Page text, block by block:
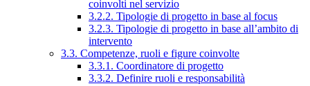
coinvolti nel servizio
3.2.2. Tipologie di progetto in base al focus
3.2.3. Tipologie di progetto in base all’ambito di
intervento
3.3. Competenze, ruoli e figure coinvolte
3.3.1. Coordinatore di progetto
3.3.2. Definire ruoli e responsabilità